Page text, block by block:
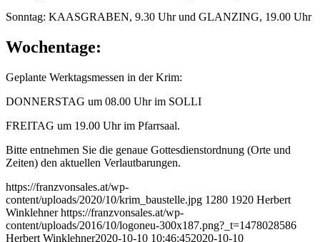
Sonntag: KAASGRABEN, 9.30 Uhr und GLANZING, 19.00 Uhr
Wochentage:
Geplante Werktagsmessen in der Krim:
DONNERSTAG um 08.00 Uhr im SOLLI
FREITAG um 19.00 Uhr im Pfarrsaal.
Bitte entnehmen Sie die genaue Gottesdienstordnung (Orte und
Zeiten) den aktuellen Verlautbarungen.
https://franzvonsales.at/wp-
content/uploads/2020/10/krim_baustelle.jpg 1280 1920 Herbert
Winklehner https://franzvonsales.at/wp-
content/uploads/2016/10/logoneu-300x187.png?_t=1478028586
Herbert Winklehner2020-10-10 10:46:452020-10-10